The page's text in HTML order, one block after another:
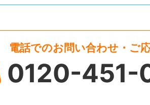
電話でのお問い合わせ・ご
0120-451-